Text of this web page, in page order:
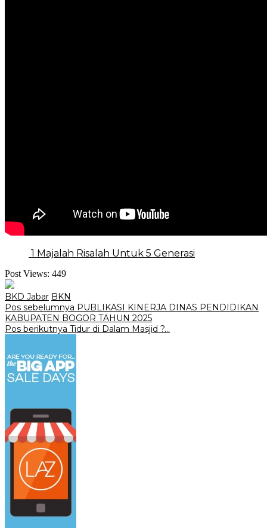
1 Majalah Risalah Untuk 5 Generasi
Post Views: 449
BKD Jabar BKN
Navigasi
pos
Pos sebelumnya PUBLIKASI KINERJA DINAS PENDIDIKAN
KABUPATEN BOGOR TAHUN 2025
Pos berikutnya Tidur di Dalam Masjid ?…